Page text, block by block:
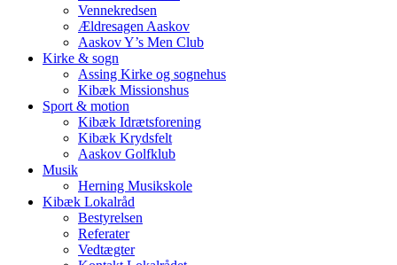
Vennekredsen
Ældresagen Aaskov
Aaskov Y’s Men Club
Kirke & sogn
Assing Kirke og sognehus
Kibæk Missionshus
Sport & motion
Kibæk Idrætsforening
Kibæk Krydsfelt
Aaskov Golfklub
Musik
Herning Musikskole
Kibæk Lokalråd
Bestyrelsen
Referater
Vedtægter